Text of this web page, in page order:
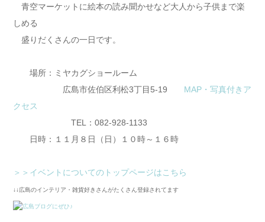
青空マーケットに絵本の読み聞かせなど大人から子供まで楽
しめる
盛りだくさんの一日です。
場所：ミヤカグショールーム
広島市佐伯区利松3丁目5-19
MAP・写真付きア
クセス
TEL：082-928-1133
日時：１１月８日（日）１０時～１６時
＞＞イベントについてのトップページはこちら
↓↓広島のインテリア・雑貨好きさんがたくさん登録されてます